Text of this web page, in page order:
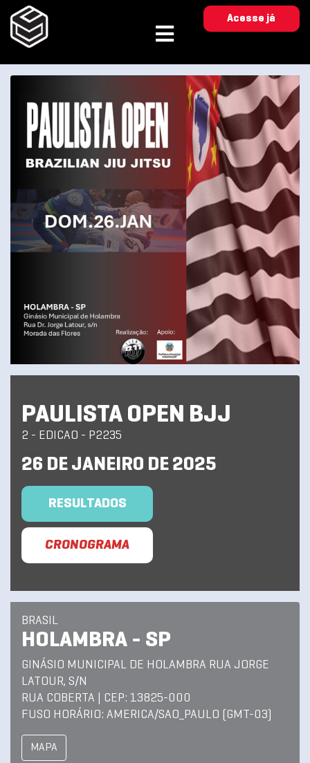
Acesse já
PAULISTA OPEN BJJ
2 - EDICAO - P2235
26 DE JANEIRO DE 2025
RESULTADOS
CRONOGRAMA
BRASIL
HOLAMBRA - SP
GINÁSIO MUNICIPAL DE HOLAMBRA RUA JORGE
LATOUR, S/N
RUA COBERTA | CEP: 13825-000
FUSO HORÁRIO: AMERICA/SAO_PAULO (GMT-03)
MAPA